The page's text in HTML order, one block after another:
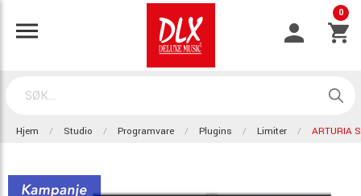
0
Hjem Studio Programvare Plugins Limiter ARTURIA